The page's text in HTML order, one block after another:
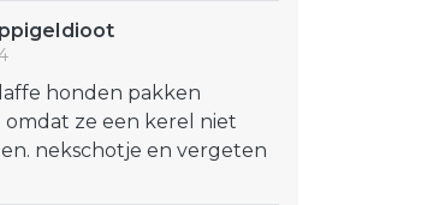
honden pakken
ze een kerel niet
nekschotje en vergeten